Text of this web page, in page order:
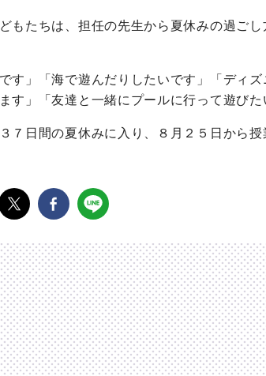
たちは、担任の先生から夏休みの過ごし
す」「海で遊んだりしたいです」「ディズ
す」「友達と一緒にプールに行って遊びた
日間の夏休みに入り、８月２５日から授